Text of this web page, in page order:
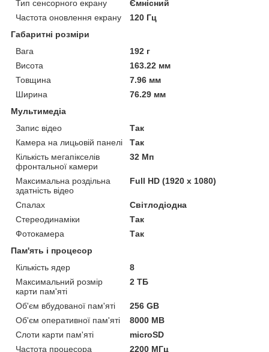
Тип сенсорного екрану
Ємнісний
Частота оновлення екрану
120 Гц
Габаритні розміри
Вага
192 г
Висота
163.22 мм
Товщина
7.96 мм
Ширина
76.29 мм
Мультимедіа
Запис відео
Так
Камера на лицьовій панелі
Так
Кількість мегапікселів
фронтальної камери
32 Мп
Максимальна роздільна
здатність відео
Full HD (1920 x 1080)
Спалах
Світлодіодна
Стереодинаміки
Так
Фотокамера
Так
Пам'ять і процесор
Кількість ядер
8
Максимальний розмір
карти пам'яті
2 ТБ
Об'єм вбудованої пам'яті
256 GB
Об'єм оперативної пам'яті
8000 MB
Слоти карти пам'яті
microSD
Частота процесора
2200 МГц